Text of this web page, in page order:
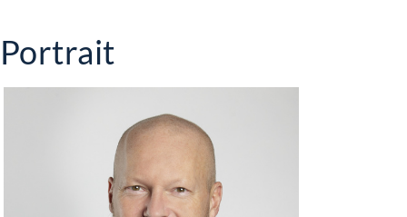
Portrait